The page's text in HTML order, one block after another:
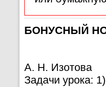
БОНУСНЫЙ
А. Н. Изотова
Задачи урока: